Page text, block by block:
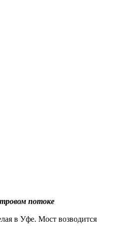
потоке
в Уфе. Мост возводится